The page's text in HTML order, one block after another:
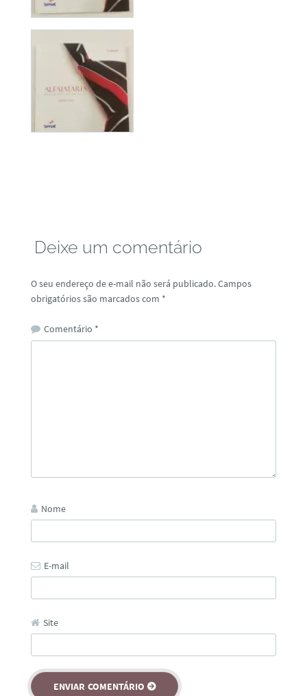
Deixe um comentário
O seu endereço de e-mail não será publicado.Campos
obrigatórios são marcados com *
Comentário *
Nome
E-mail
Site